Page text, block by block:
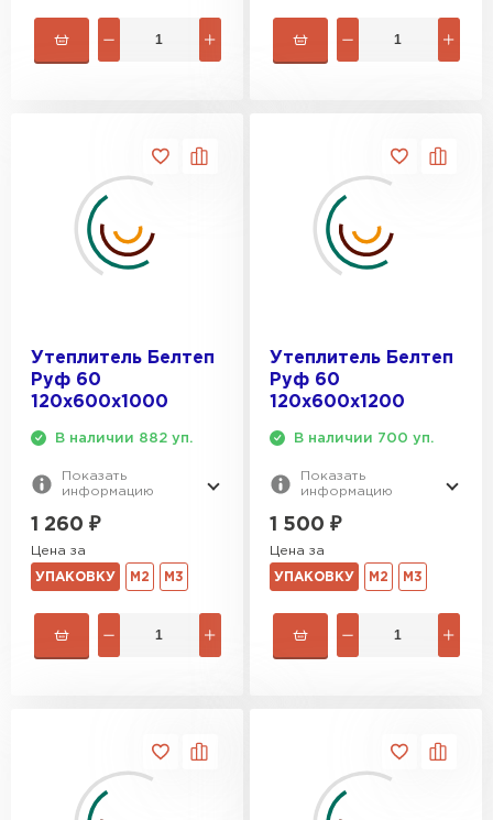
Утеплитель Белтеп
Руф 60
120х600х1000
В наличии 882 уп.
Показать
информацию
1 260 ₽
Цена за
УПАКОВКУ М2 М3
Утеплитель Белтеп
Руф 60
120х600х1200
В наличии 700 уп.
Показать
информацию
1 500 ₽
Цена за
УПАКОВКУ М2 М3